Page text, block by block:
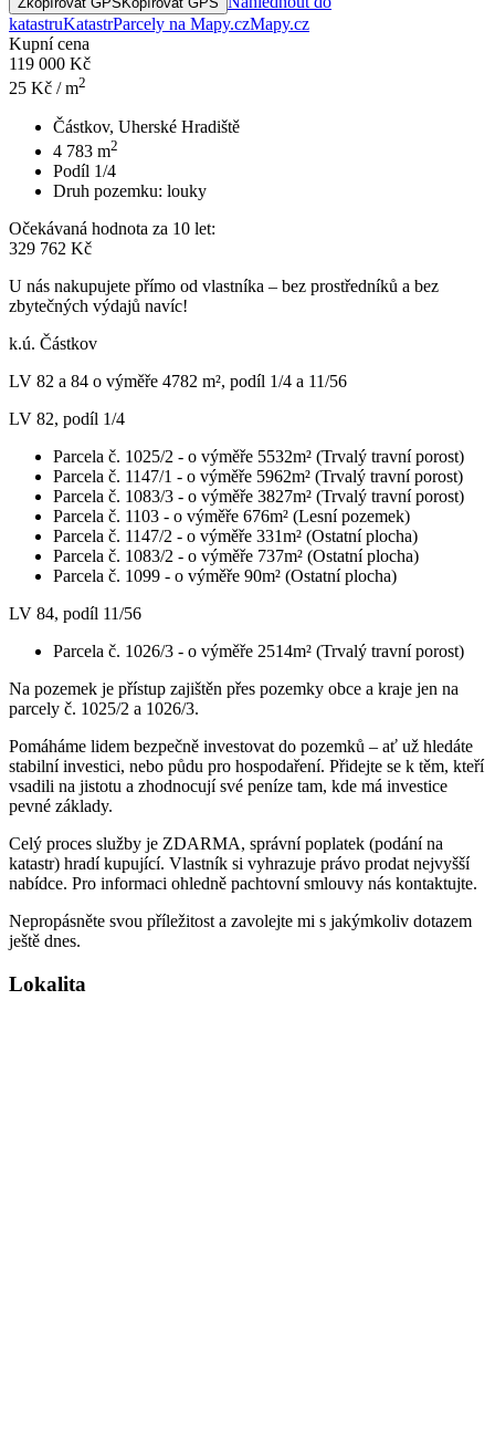
katastruKatastrParcely na Mapy.czMapy.cz
Kupní cena
119 000 Kč
25 Kč / m2
Částkov, Uherské Hradiště
4 783 m2
Podíl 1/4
Druh pozemku: louky
Očekávaná hodnota za 10 let:
329 762 Kč
U nás nakupujete přímo od vlastníka – bez prostředníků a bez
zbytečných výdajů navíc!
k.ú. Částkov
LV 82 a 84 o výměře 4782 m², podíl 1/4 a 11/56
LV 82, podíl 1/4
Parcela č. 1025/2 - o výměře 5532m² (Trvalý travní porost)
Parcela č. 1147/1 - o výměře 5962m² (Trvalý travní porost)
Parcela č. 1083/3 - o výměře 3827m² (Trvalý travní porost)
Parcela č. 1103 - o výměře 676m² (Lesní pozemek)
Parcela č. 1147/2 - o výměře 331m² (Ostatní plocha)
Parcela č. 1083/2 - o výměře 737m² (Ostatní plocha)
Parcela č. 1099 - o výměře 90m² (Ostatní plocha)
LV 84, podíl 11/56
Parcela č. 1026/3 - o výměře 2514m² (Trvalý travní porost)
Na pozemek je přístup zajištěn přes pozemky obce a kraje jen na
parcely č. 1025/2 a 1026/3.
Pomáháme lidem bezpečně investovat do pozemků – ať už hledáte
stabilní investici, nebo půdu pro hospodaření. Přidejte se k těm, kteří
vsadili na jistotu a zhodnocují své peníze tam, kde má investice
pevné základy.
Celý proces služby je ZDARMA, správní poplatek (podání na
katastr) hradí kupující. Vlastník si vyhrazuje právo prodat nejvyšší
nabídce. Pro informaci ohledně pachtovní smlouvy nás kontaktujte.
Nepropásněte svou příležitost a zavolejte mi s jakýmkoliv dotazem
ještě dnes.
Lokalita